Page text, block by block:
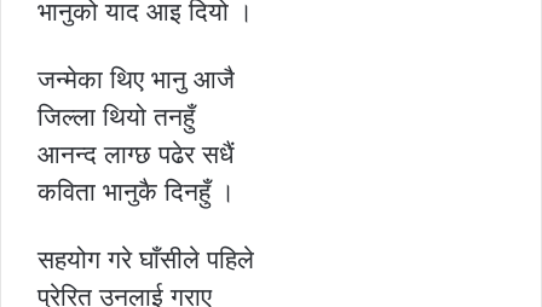
भानुको याद आइ दियो ।
जन्मेका थिए भानु आजै
जिल्ला थियो तनहुँ
आनन्द लाग्छ पढेर सधैं
कविता भानुकै दिनहुँ ।
सहयोग गरे घाँसीले पहिले
प्रेरित उनलाई गराए